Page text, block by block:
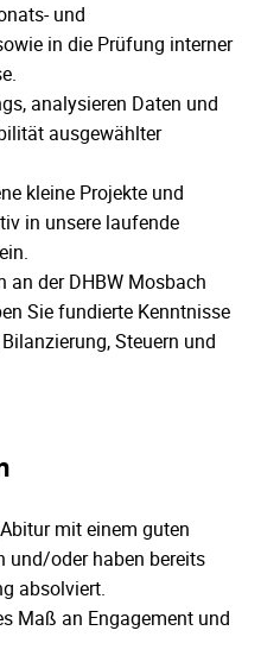
und
in die Prüfung interner
analysieren Daten und
ausgewählter
kleine Projekte und
in unsere laufende
an der DHBW Mosbach
Sie fundierte Kenntnisse
Steuern und
mit einem guten
und/oder haben bereits
absolviert.
Maß an Engagement und